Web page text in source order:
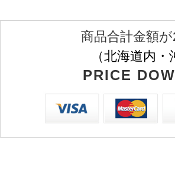
商品合計金額
（北海道内
PRICE